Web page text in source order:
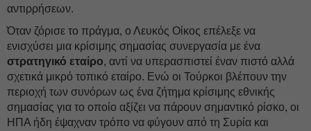
αντιρρήσεων.
Όταν ζόρισε το πράγμα, ο Λευκός Οίκος επέλεξε να
ενισχύσει μια κρίσιμης σημασίας συνεργασία με ένα
στρατηγικό εταίρο, αντί να υπερασπιστεί έναν πιστό αλλά
σχετικά μικρό τοπικό εταίρο. Ενώ οι Τούρκοι βλέπουν την
περιοχή των συνόρων ως ένα ζήτημα κρίσιμης εθνικής
σημασίας για το οποίο αξίζει να πάρουν σημαντικό ρίσκο, οι
ΗΠΑ ήδη έψαχναν τρόπο να φύγουν από τη Συρία και